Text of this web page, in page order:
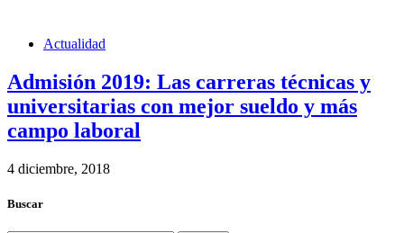
Actualidad
Admisión 2019: Las carreras técnicas y
universitarias con mejor sueldo y más
campo laboral
4 diciembre, 2018
Buscar